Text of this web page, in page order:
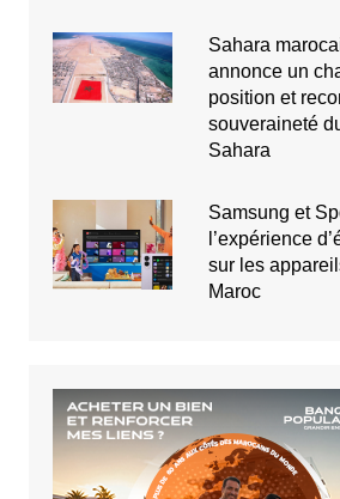
Sahara
annonce un
position et
souveraineté
Sahara
Samsung et
l’expérience
sur les
Maroc